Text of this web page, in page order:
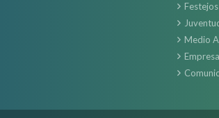
Festejos
Medio